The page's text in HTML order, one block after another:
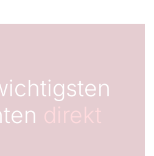
direkt